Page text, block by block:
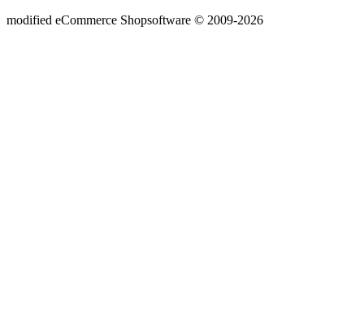
modified eCommerce Shopsoftware © 2009-2026